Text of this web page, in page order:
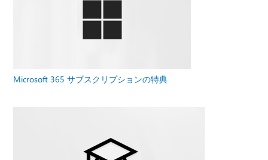
Microsoft 365 サブスクリプションの特典